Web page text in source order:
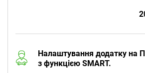
Налаштування додатку на
з функцією SMART.